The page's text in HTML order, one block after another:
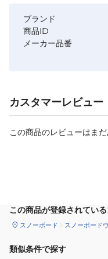
ブランド
商品ID
メーカー品番
カスタマーレビュー
この商品のレビューはまだ
この商品が登録されている
スノーボード スノーボード
類似条件で探す